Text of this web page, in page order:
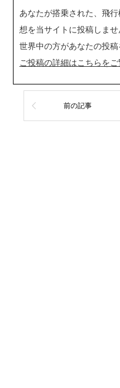
あなたが搭乗された、飛
想を当サイトに投稿しませ
世界中の方があなたの投稿
ご投稿の詳細はこちらをご
前の記事